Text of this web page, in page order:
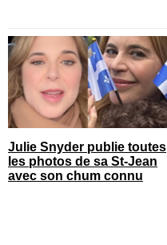
Julie Snyder publie toutes
les photos de sa St-Jean
avec son chum connu